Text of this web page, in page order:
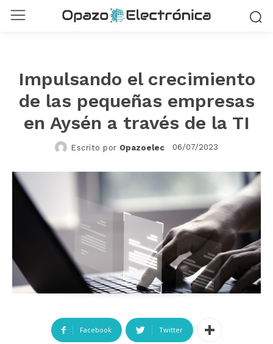
Impulsando el crecimiento
de las pequeñas empresas
en Aysén a través de la TI
Escrito por Opazoelec 06/07/2023
Facebook Twitter